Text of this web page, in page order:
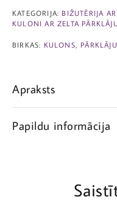
KATEGORIJA: BIŽUTĒRIJA
KULONI AR ZELTA
BIRKAS: KULONS
Apraksts
Papildu informācija